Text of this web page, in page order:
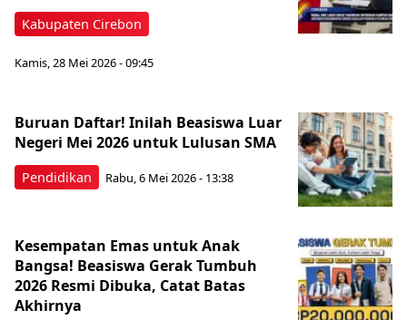
Kabupaten Cirebon
Kamis, 28 Mei 2026 - 09:45
Pendidikan
Buruan Daftar! Inilah Beasiswa Luar
Negeri Mei 2026 untuk Lulusan SMA
Rabu, 6 Mei 2026 - 13:38
Kesempatan Emas untuk Anak
Bangsa! Beasiswa Gerak Tumbuh
2026 Resmi Dibuka, Catat Batas
Akhirnya